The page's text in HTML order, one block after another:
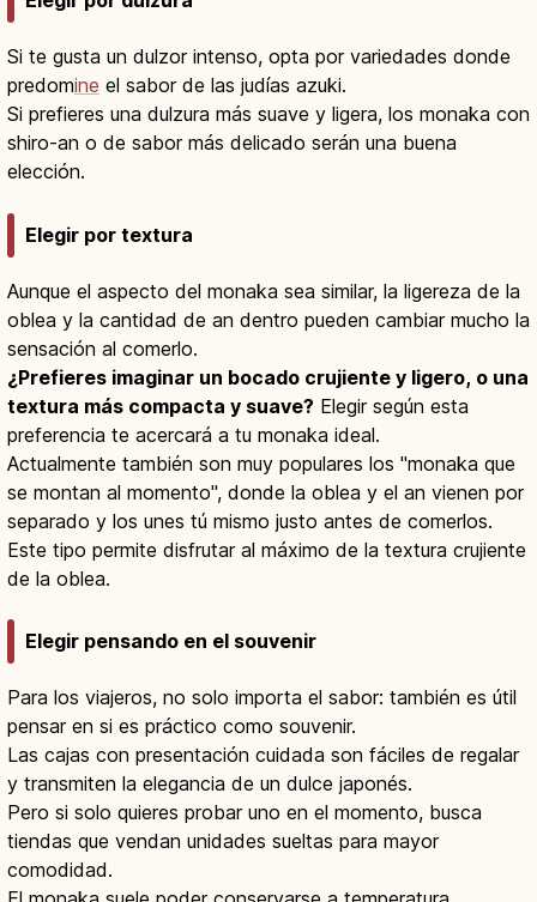
Si te gusta un dulzor intenso, opta por variedades donde
predomine el sabor de las judías azuki.
Si prefieres una dulzura más suave y ligera, los monaka con
shiro-an o de sabor más delicado serán una buena
elección.
Elegir por textura
Aunque el aspecto del monaka sea similar, la ligereza de la
oblea y la cantidad de an dentro pueden cambiar mucho la
sensación al comerlo.
¿Prefieres imaginar un bocado crujiente y ligero, o una
textura más compacta y suave? Elegir según esta
preferencia te acercará a tu monaka ideal.
Actualmente también son muy populares los "monaka que
se montan al momento", donde la oblea y el an vienen por
separado y los unes tú mismo justo antes de comerlos.
Este tipo permite disfrutar al máximo de la textura crujiente
de la oblea.
Elegir pensando en el souvenir
Para los viajeros, no solo importa el sabor: también es útil
pensar en si es práctico como souvenir.
Las cajas con presentación cuidada son fáciles de regalar
y transmiten la elegancia de un dulce japonés.
Pero si solo quieres probar uno en el momento, busca
tiendas que vendan unidades sueltas para mayor
comodidad.